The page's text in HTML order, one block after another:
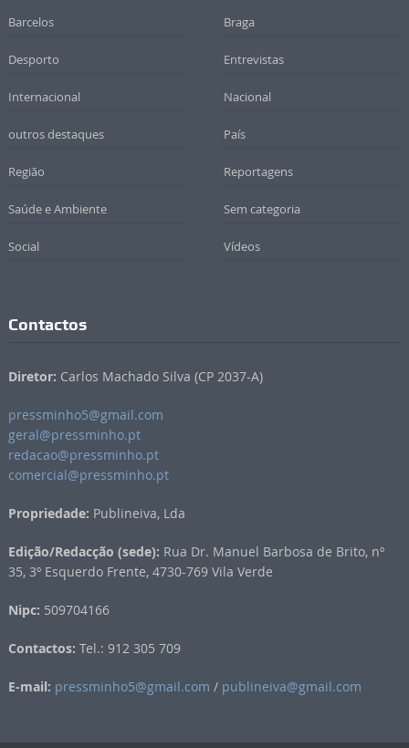
Barcelos Braga
Desporto Entrevistas
Internacional Nacional
outros destaques País
Região Reportagens
Saúde e Ambiente Sem categoria
Social Vídeos
Contactos
Diretor: Carlos Machado Silva (CP 2037-A)
pressminho5@gmail.com
geral@pressminho.pt
redacao@pressminho.pt
comercial@pressminho.pt
Propriedade: Publineiva, Lda
Edição/Redacção (sede): Rua Dr. Manuel Barbosa de Brito, nº
35, 3º Esquerdo Frente, 4730-769 Vila Verde
Nipc: 509704166
Contactos: Tel.: 912 305 709
E-mail: pressminho5@gmail.com / publineiva@gmail.com